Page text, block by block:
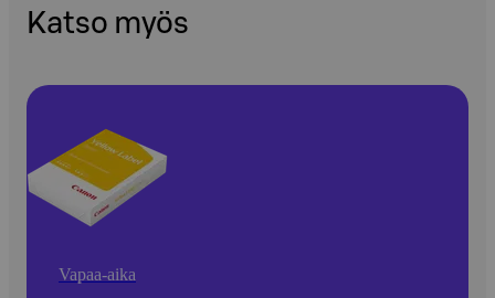
Katso myös
Vapaa-aika